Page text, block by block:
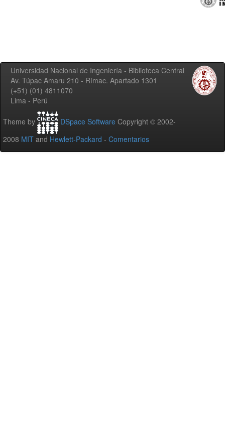
Universidad Nacional de Ingeniería - Biblioteca Central
Av. Túpac Amaru 210 - Rímac. Apartado 1301
(+51) (01) 4811070
Lima - Perú
Theme by DSpace Software Copyright © 2002-
2008 MIT and Hewlett-Packard - Comentarios